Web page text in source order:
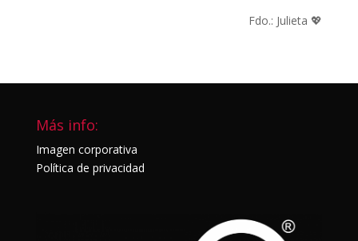
Fdo.: Julieta 💖
Más info:
Imagen corporativa
Política de privacidad